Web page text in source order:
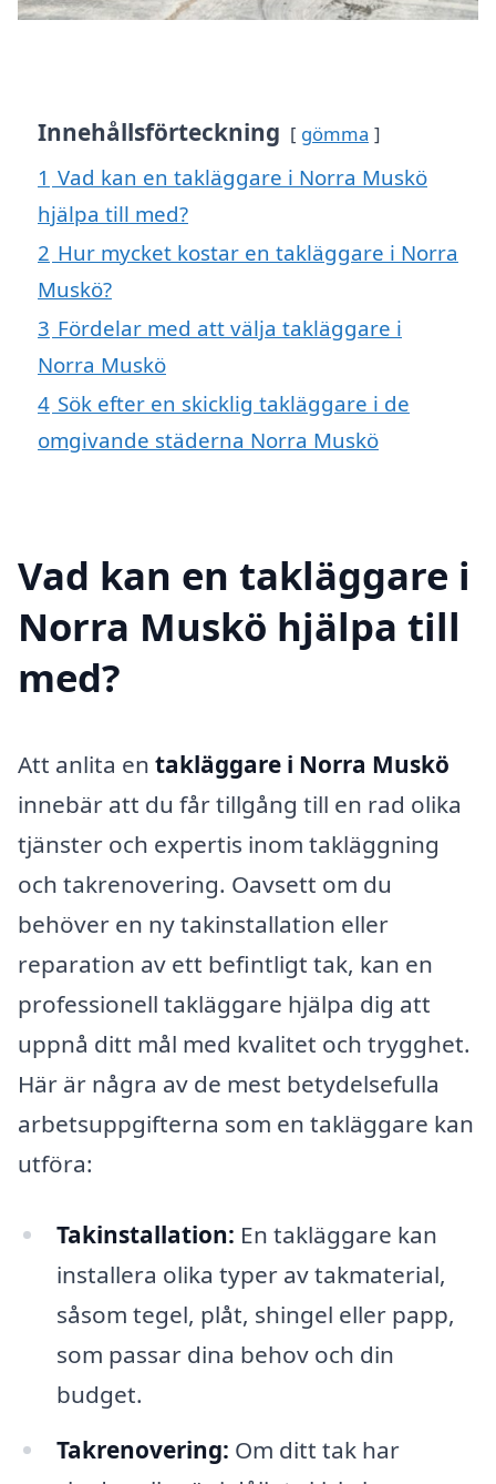
Innehållsförteckning gömma
1 Vad kan en takläggare i Norra Muskö
hjälpa till med?
2 Hur mycket kostar en takläggare i Norra
Muskö?
3 Fördelar med att välja takläggare i
Norra Muskö
4 Sök efter en skicklig takläggare i de
omgivande städerna Norra Muskö
Vad kan en takläggare i
Norra Muskö hjälpa till
med?
Att anlita en takläggare i Norra Muskö
innebär att du får tillgång till en rad olika
tjänster och expertis inom takläggning
och takrenovering. Oavsett om du
behöver en ny takinstallation eller
reparation av ett befintligt tak, kan en
professionell takläggare hjälpa dig att
uppnå ditt mål med kvalitet och trygghet.
Här är några av de mest betydelsefulla
arbetsuppgifterna som en takläggare kan
utföra:
Takinstallation: En takläggare kan
installera olika typer av takmaterial,
såsom tegel, plåt, shingel eller papp,
som passar dina behov och din
budget.
Takrenovering: Om ditt tak har